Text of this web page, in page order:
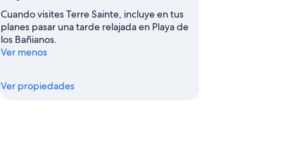
Cuando visites Terre Sainte, incluye en tus
planes pasar una tarde relajada en Playa de
los Bañianos.
Ver menos
Ver propiedades